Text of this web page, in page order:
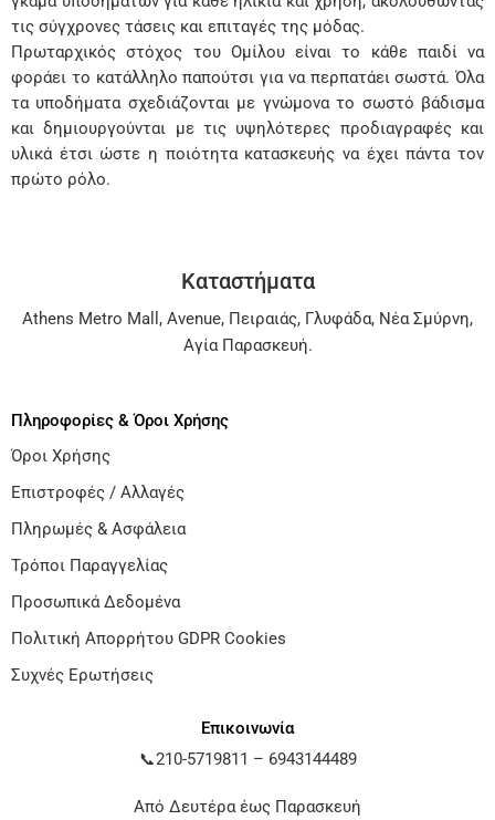
τις σύγχρονες τάσεις και επιταγές της μόδας.
Πρωταρχικός στόχος του Ομίλου είναι το κάθε παιδί να
φοράει το κατάλληλο παπούτσι για να περπατάει σωστά. Όλα
τα υποδήματα σχεδιάζονται με γνώμονα το σωστό βάδισμα
και δημιουργούνται με τις υψηλότερες προδιαγραφές και
υλικά έτσι ώστε η ποιότητα κατασκευής να έχει πάντα τον
πρώτο ρόλο.
Καταστήματα
Athens Metro Mall , Avenue, Πειραιάς, Γλυφάδα, Νέα Σμύρνη,
Αγία Παρασκευή.
Πληροφορίες & Όροι Χρήσης
Όροι Χρήσης
Επιστροφές / Αλλαγές
Πληρωμές & Ασφάλεια
Τρόποι Παραγγελίας
Προσωπικά Δεδομένα
Πολιτική Απορρήτου GDPR Cookies
Συχνές Ερωτήσεις
Επικοινωνία
📞210-5719811 – 6943144489
Από Δευτέρα έως Παρασκευή